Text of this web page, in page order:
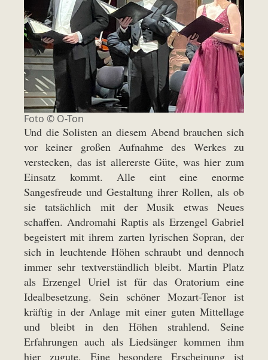
Foto © O-Ton
Und die Solisten an diesem Abend brauchen sich
vor keiner großen Aufnahme des Werkes zu
verstecken, das ist allererste Güte, was hier zum
Einsatz kommt. Alle eint eine enorme
Sangesfreude und Gestaltung ihrer Rollen, als ob
sie tatsächlich mit der Musik etwas Neues
schaffen. Andromahi Raptis als Erzengel Gabriel
begeistert mit ihrem zarten lyrischen Sopran, der
sich in leuchtende Höhen schraubt und dennoch
immer sehr textverständlich bleibt. Martin Platz
als Erzengel Uriel ist für das Oratorium eine
Idealbesetzung. Sein schöner Mozart-Tenor ist
kräftig in der Anlage mit einer guten Mittellage
und bleibt in den Höhen strahlend. Seine
Erfahrungen auch als Liedsänger kommen ihm
hier zugute. Eine besondere Erscheinung ist